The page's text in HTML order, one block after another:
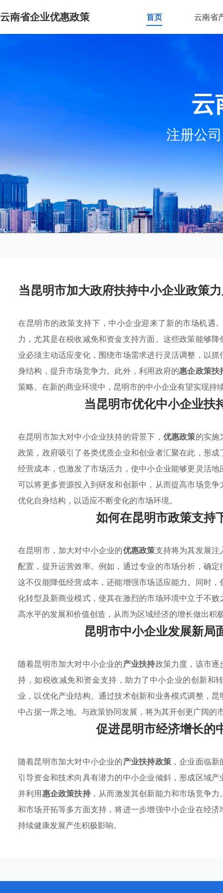
云南省企业优惠政策 首页 云南省
云
注册公
当昆明市加大政府扶持中小企业政策
在昆明市的政策支持下，中小企业迎来了新的市场机遇
力，尤其是在税收减免和资金支持方面。这些政策能够
业必须主动适应变化，围绕市场需求进行灵活调整，以
身结构，提升市场竞争力。此外，利用政府的惠企政策扶
策略。在新的商业环境中，昆明市的中小企业有望实现持
当昆明市优化中小企业扶
在昆明市加大对中小企业扶持的背景下， 优惠政策的实施
政策，政府吸引了各类优质企业和创业者汇聚在此，形
经营成本，也激发了市场活力，使中小企业能够更灵活
可以将更多资源投入到研发和创新中，从而提高市场竞
优化自身结构，以适应不断变化的市场环境。
如何在昆明市政策支持
在昆明市，加大对中小企业的优惠政策支持将为其发展
配置，提升运营效率。例如，通过专业的市场分析，确定
这不仅能降低经营成本，还能增强市场适应能力。同时
化转型及新商业模式，使其在激烈的市场环境中立于不败
高水平的发展和价值创造，从而为区域经济的增长做出积
昆明市中小企业发展新局
随着昆明市加大对中小企业的产业扶持政策力度，该市
持，如税收减免和资金支持，助力了中小企业的创新和
业，以优化产业结构。通过技术创新和业务模式调整，
中占据一席之地。与政策协同发展，将为其开创更广阔的
促进昆明市经济增长的
随着昆明市加大对中小企业的产业扶持政策，企业面临新
引导资金和技术向具有潜力的中小企业倾斜，形成区域
并利用惠企政策扶持，从而激发其创新能力和市场竞争
和市场开拓等多方面支持，将进一步增强中小企业在经
持续健康发展产生积极影响。